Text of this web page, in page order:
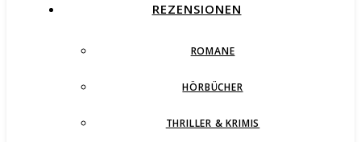
REZENSIONEN
ROMANE
HÖRBÜCHER
THRILLER & KRIMIS